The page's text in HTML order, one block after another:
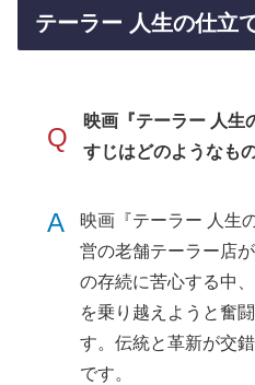
テーラー 人生の仕立
Q
映画『テーラー 人生
すじはどのようなも
A
映画『テーラー 人生
営の老舗テーラー店
の存続に苦心する中
を乗り越えようと奮
す。伝統と革新が交
です。